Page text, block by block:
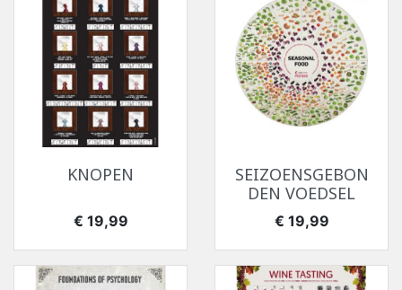
KNOPEN
Prijs
€ 19,99
SEIZOENSGEBON
DEN VOEDSEL
Prijs
€ 19,99